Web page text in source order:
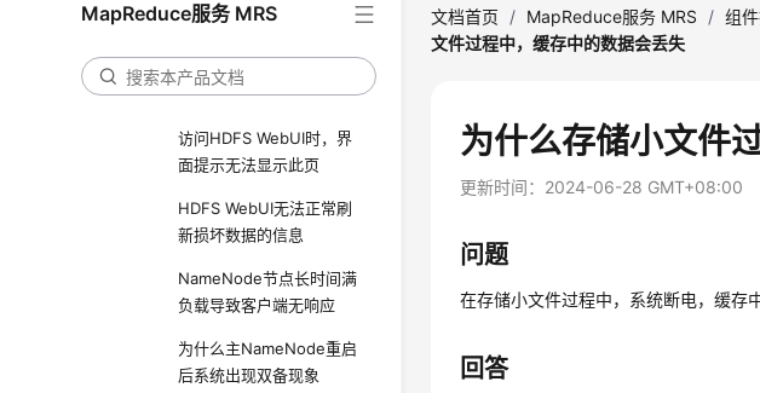
MapReduce服务 MRS
处理
HDFS执行Balance时被异
常停止如何处理
访问HDFS WebUI时，界
面提示无法显示此页
HDFS WebUI无法正常刷
新损坏数据的信息
NameNode节点长时间满
负载导致客户端无响应
为什么主NameNode重启
后系统出现双备现象
文档首页 / MapReduce服务 MRS / 组
文件过程中，缓存中的数据会丢失
为什么存储小文件
更新时间： 2024-06-28 GMT+08:00
问题
在存储小文件过程中，系统断电，缓存
回答